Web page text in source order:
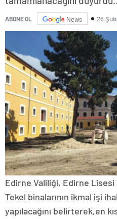
ABONE OL News 26
Edirne Valiliği, Edirne
Tekel binalarının ikmal işi
yapılacağını belirterek,en